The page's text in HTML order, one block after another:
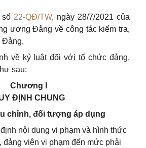
22-QĐ/TW, ngày 28/7/2021 của
ương Đảng về công tác kiểm tra,
Đảng,
về kỷ luậtđối với tổ chức đảng,
sau:
Chương I
ĐỊNH CHUNG
chỉnh, đối tượng áp dụng
nội dung vi phạm và hình thức
đảng viên vi phạm đến mức phải